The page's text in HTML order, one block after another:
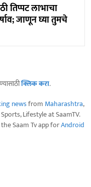
तिप्पट लाभाचा
जाणून घ्या तुमचे
क्लिक करा.
newsfrom Maharashtra,
Lifestyle at SaamTV.
Saam Tv app forAndroid